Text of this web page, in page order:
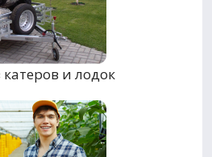
и лодок